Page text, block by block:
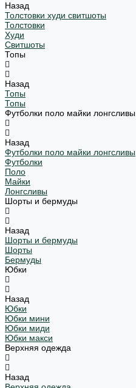
Назад
Толстовки худи свитшоты
Толстовки
Худи
Свитшоты
Топы
Назад
Топы
Топы
Футболки поло майки лонгсливы
Назад
Футболки поло майки лонгсливы
Футболки
Поло
Майки
Лонгсливы
Шорты и бермуды
Назад
Шорты и бермуды
Шорты
Бермуды
Юбки
Назад
Юбки
Юбки мини
Юбки миди
Юбки макси
Верхняя одежда
Назад